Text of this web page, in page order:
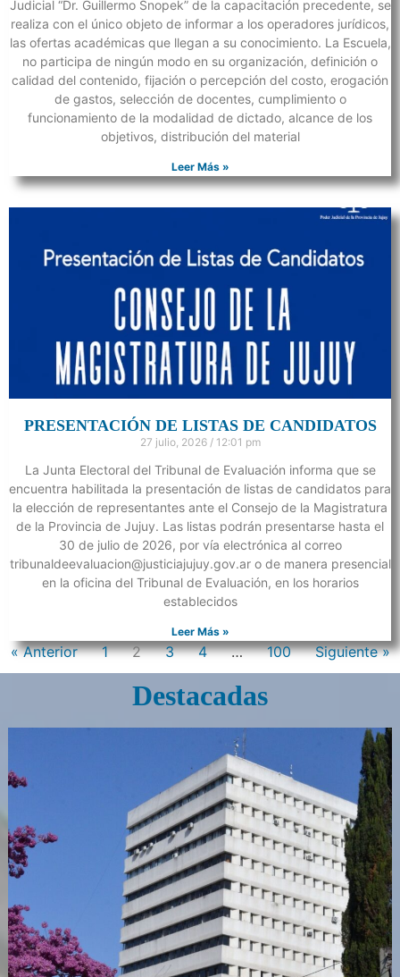
Judicial “Dr. Guillermo Snopek” de la capacitación precedente, se
realiza con el único objeto de informar a los operadores jurídicos,
las ofertas académicas que llegan a su conocimiento. La Escuela,
no participa de ningún modo en su organización, definición o
calidad del contenido, fijación o percepción del costo, erogación
de gastos, selección de docentes, cumplimiento o
funcionamiento de la modalidad de dictado, alcance de los
objetivos, distribución del material
Leer Más »
PRESENTACIÓN DE LISTAS DE CANDIDATOS
27 julio, 2026 12:01 pm
La Junta Electoral del Tribunal de Evaluación informa que se
encuentra habilitada la presentación de listas de candidatos para
la elección de representantes ante el Consejo de la Magistratura
de la Provincia de Jujuy. Las listas podrán presentarse hasta el
30 de julio de 2026, por vía electrónica al correo
tribunaldeevaluacion@justiciajujuy.gov.ar o de manera presencial
en la oficina del Tribunal de Evaluación, en los horarios
establecidos
Leer Más »
« Anterior 1 2 3 4 … 100 Siguiente »
Destacadas